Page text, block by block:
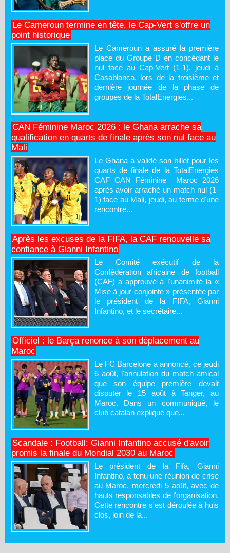
Le Cameroun termine en tête, le Cap-Vert s'offre un
point historique
Le Cameroun a assuré la première
place du Groupe D en concédant le
nul face au Cap-Vert (1-1), jeudi à
Casablanca, lors de la troisième et
dernière journée de la phase de
groupes de la TotalEnergies...
CAN Féminine Maroc 2026 : le Ghana arrache sa
qualification en quarts de finale après son nul face au
Mali
Le Ghana a validé son billet pour les
quarts de finale de la TotalEnergies
CAF CAN Féminine Maroc 2026
après avoir arraché un match nul (1-
1) face au Mali, jeudi, au terme d'une
rencontre...
Après les excuses de la FIFA, la CAF renouvelle sa
confiance à Gianni Infantino
Le Comité exécutif de la
Confédération africaine de football
(CAF) a approuvé à l'unanimité la «
Mise à jour conjointe » présentée par
le président de la FIFA, Gianni
Infantino, et le secrétaire...
Officiel : le Barça renonce à son déplacement au
Maroc
Le FC Barcelone a annoncé, ce jeudi
6 août, l'annulation du match amical
que son équipe première devait
disputer le 15 août à Tanger, au
Maroc. Dans un communiqué, le
club catalan explique que...
Scandale : Football: Gianni Infantino accusé d'avoir
promis la finale du Mondial 2030 au Maroc
Le président de la Fifa, Gianni
Infantino, a tenu une réunion de crise
au Maroc, mercredi 5 août, avec de
hauts responsables de l'organisation.
Cette rencontre s'est déroulée à huis
clos, loin de la...